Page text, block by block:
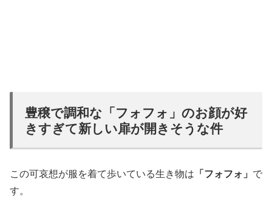
豊穣で調和な「フォフォ」のお顔が好
きすぎて新しい扉が開きそうな件
この可哀想が服を着て歩いている生き物は 「フォフォ」 で
す。